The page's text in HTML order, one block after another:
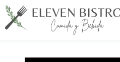
Saltar
al
contenido